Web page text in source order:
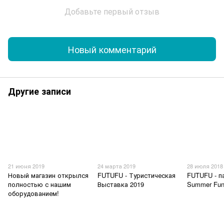
Добавьте первый отзыв
Новый комментарий
Другие записи
21 июня 2019
Новый магазин открылся
полностью с нашим
оборудованием!
24 марта 2019
FUTUFU - Туристическая
Выставка 2019
28 июля 2018
FUTUFU -
Summer